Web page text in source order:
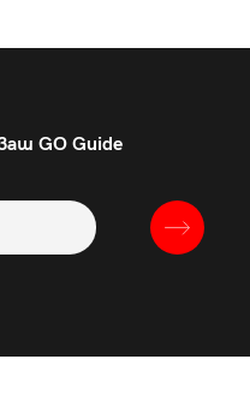
GO Guide